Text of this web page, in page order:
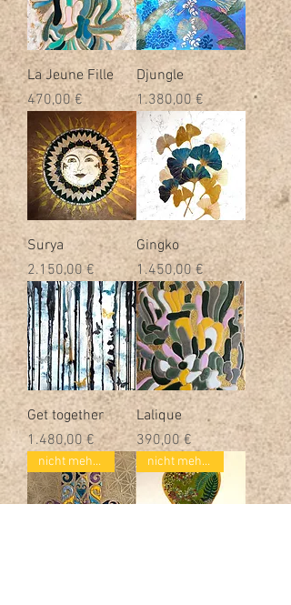
La Jeune Fille
Preis
470,00 €
Djungle
Preis
1.380,00 €
Surya
Preis
2.150,00 €
Gingko
Preis
1.450,00 €
Get together
Preis
1.480,00 €
Lalique
Preis
390,00 €
nicht mehr verfügbar nicht mehr verfügbar